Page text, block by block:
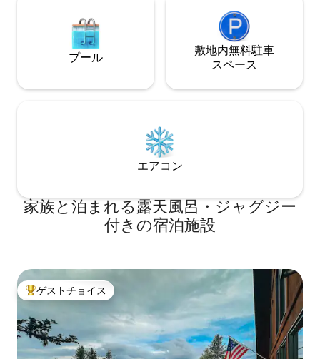
プール
敷地内無料駐⁠車
ス⁠ペ⁠ー⁠ス
エアコン
家族と泊まれる露天風呂・ジャグジー
付きの宿泊施設
大好評のゲストチョイスです。
ゲストチョイス